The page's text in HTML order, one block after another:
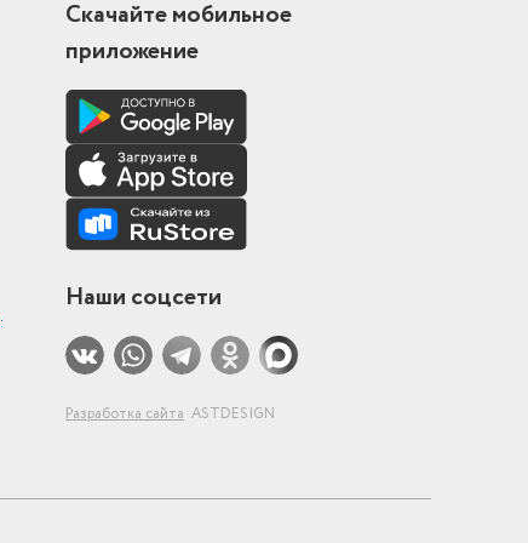
.
Скачайте мобильное
приложение
Наши соцсети
Разработка сайта ASTDESIGN